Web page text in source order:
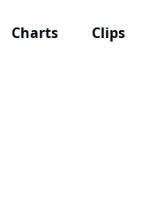
Charts Clips